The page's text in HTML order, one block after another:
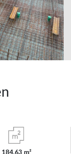
184.63 m²